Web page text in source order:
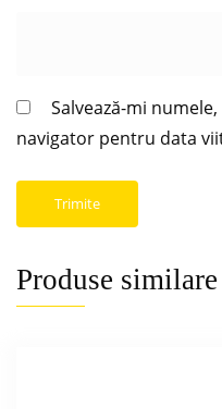
Salvează-mi
navigator pentru data
Produse similare